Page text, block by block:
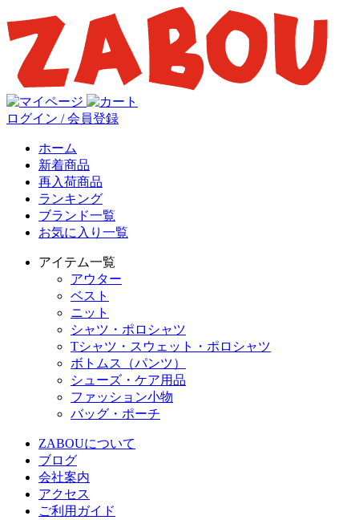
ログイン / 会員登録
ホーム
新着商品
再入荷商品
ランキング
ブランド一覧
お気に入り一覧
アイテム一覧
アウター
ベスト
ニット
シャツ・ポロシャツ
Tシャツ・スウェット・ポロシャツ
ボトムス（パンツ）
シューズ・ケア用品
ファッション小物
バッグ・ポーチ
ZABOUについて
ブログ
会社案内
アクセス
ご利用ガイド